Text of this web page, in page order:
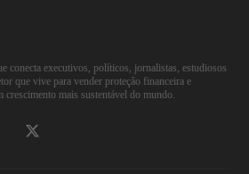
conecta executivos, políticos, jornalistas, estudiosos
que vive para vender proteção financeira e
mais sustentável do mundo.